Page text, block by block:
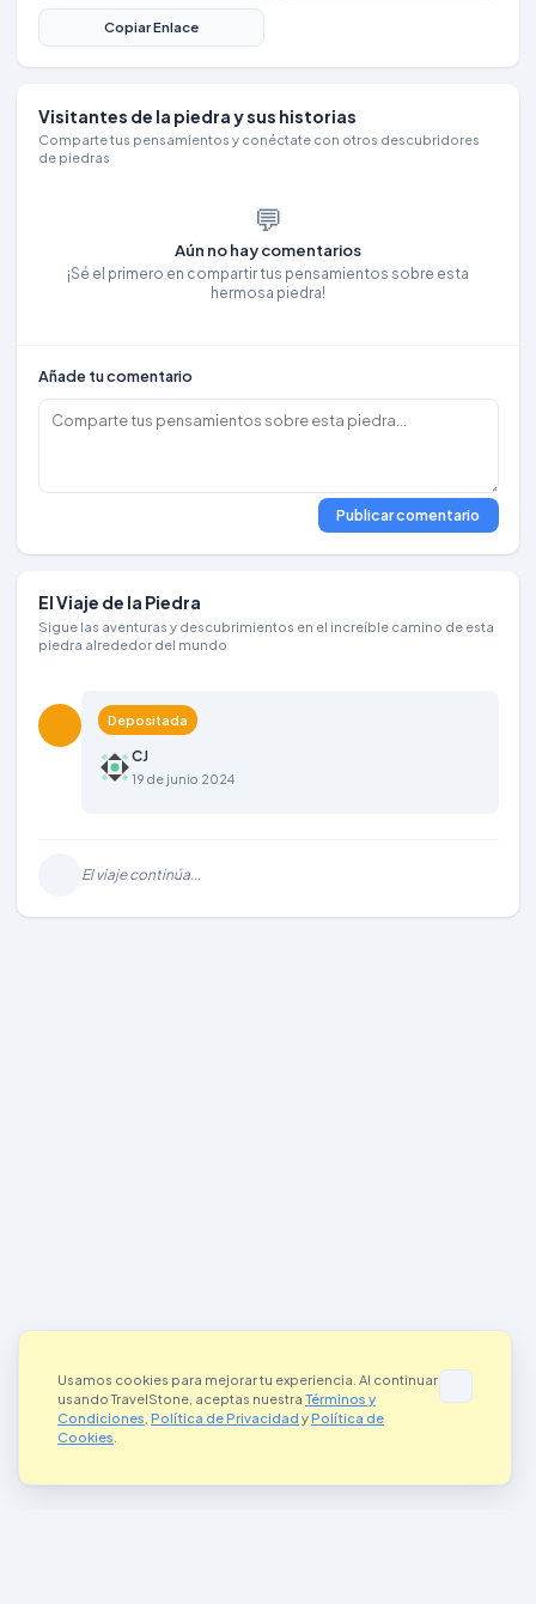
Copiar Enlace
Visitantes de la piedra y sus historias
Comparte tus pensamientos y conéctate con otros descubridores
de piedras
💬
Aún no hay comentarios
¡Sé el primero en compartir tus pensamientos sobre esta
hermosa piedra!
Añade tu comentario
Publicar comentario
El Viaje de la Piedra
Sigue las aventuras y descubrimientos en el increíble camino de esta
piedra alrededor del mundo
Depositada
CJ
19 de junio 2024
El viaje continúa...
Usamos cookies para mejorar tu experiencia. Al continuar
usando TravelStone, aceptas nuestra Términos y
Condiciones Política de Privacidad yPolítica de
Cookies